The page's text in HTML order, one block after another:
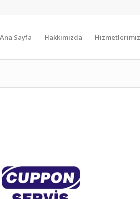
Ana Sayfa Hakkımızda Hizmetlerimiz